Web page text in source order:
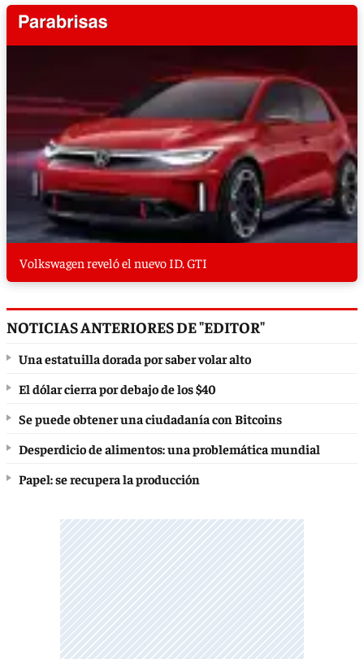
Volkswagen reveló el nuevo ID. GTI
NOTICIAS ANTERIORES DE "EDITOR"
Una estatuilla dorada por saber volar alto
El dólar cierra por debajo de los $40
Se puede obtener una ciudadanía con Bitcoins
Desperdicio de alimentos: una problemática mundial
Papel: se recupera la producción